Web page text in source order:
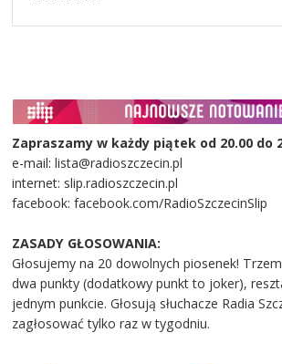
Zapraszamy w każdy piątek od 20.00 do
e-mail: lista@radioszczecin.pl
internet: slip.radioszczecin.pl
facebook: facebook.com/RadioSzczecinSlip
ZASADY GŁOSOWANIA:
Głosujemy na 20 dowolnych piosenek!
dwa punkty (dodatkowy punkt to joker),
jednym punkcie. Głosują słuchacze Radia
zagłosować tylko raz w tygodniu.